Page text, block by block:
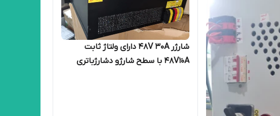
شارژر 48V 30A دارای ولتاژ ثابت
48V10َA با سطح شارژو دشارژباتری